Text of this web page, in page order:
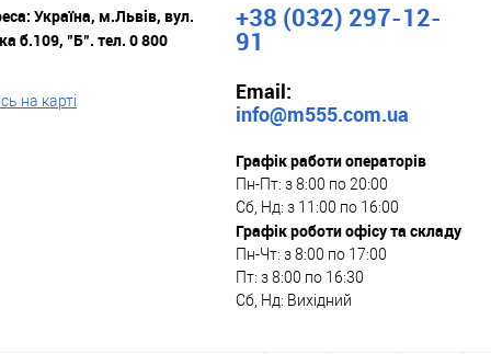
Україна, м.Львів, вул.
б.109, "Б". тел. 0 800
на карті
+38 (032) 297-12-
91
Email:
info@m555.com.ua
Графік работи операторів
Пн-Пт: з 8:00 по 20:00
Сб, Нд: з 11:00 по 16:00
Графік роботи офісу та складу
Пн-Чт: з 8:00 по 17:00
Пт: з 8:00 по 16:30
Сб, Нд: Вихідний